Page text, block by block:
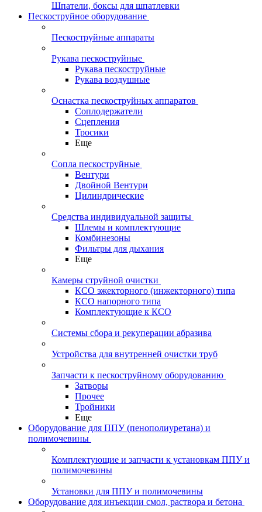
Шпатели, боксы для шпатлевки
Пескоструйное оборудование
Пескоструйные аппараты
Рукава пескоструйные
Рукава пескоструйные
Рукава воздушные
Оснастка пескоструйных аппаратов
Соплодержатели
Сцепления
Тросики
Еще
Сопла пескоструйные
Вентури
Двойной Вентури
Цилиндрические
Средства индивидуальной защиты
Шлемы и комплектующие
Комбинезоны
Фильтры для дыхания
Еще
Камеры струйной очистки
КСО эжекторного (инжекторного) типа
КСО напорного типа
Комплектующие к КСО
Системы сбора и рекуперации абразива
Устройства для внутренней очистки труб
Запчасти к пескоструйному оборудованию
Затворы
Прочее
Тройники
Еще
Оборудование для ППУ (пенополиуретана) и
полимочевины
Комплектующие и запчасти к установкам ППУ и
полимочевины
Установки для ППУ и полимочевины
Оборудование для инъекции смол, раствора и бетона